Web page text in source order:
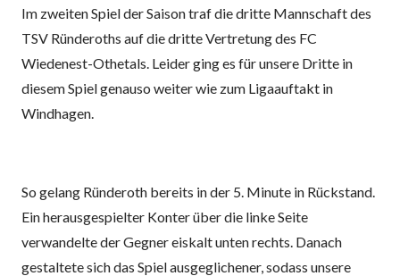
Im zweiten Spiel der Saison traf die dritte Mannschaft des
TSV Ründeroths auf die dritte Vertretung des FC
Wiedenest-Othetals. Leider ging es für unsere Dritte in
diesem Spiel genauso weiter wie zum Ligaauftakt in
Windhagen.
So gelang Ründeroth bereits in der 5. Minute in Rückstand.
Ein herausgespielter Konter über die linke Seite
verwandelte der Gegner eiskalt unten rechts. Danach
gestaltete sich das Spiel ausgeglichener, sodass unsere